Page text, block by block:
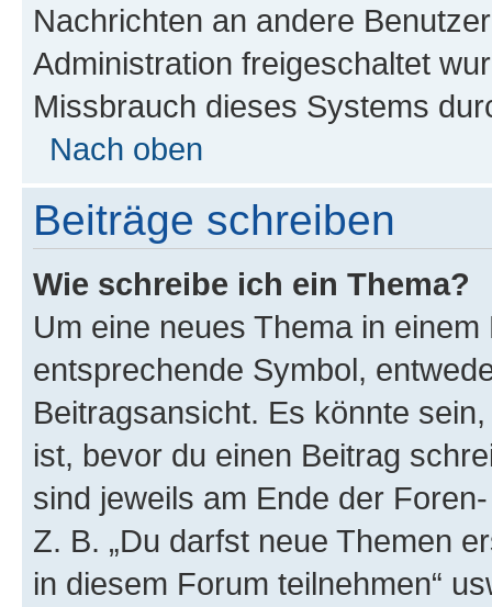
Nachrichten an andere
Administration freigeschaltet
Missbrauch dieses Systems
Nach oben
Beiträge schreiben
Wie schreibe ich ein Thema?
Um eine neues Thema in
entsprechende Symbol,
Beitragsansicht. Es könnte
ist, bevor du einen Beitrag
sind jeweils am Ende der
Z. B. „Du darfst neue Themen
in diesem Forum teilnehmen“